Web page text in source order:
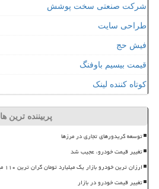
شرکت صنعتی سخت پوشش
طراحی سایت
فیش حج
قیمت بیسیم باوفنگ
کوتاه کننده لینک
پربیننده ترین ها
توسعه کریدورهای تجاری در مرزها
تغییر قیمت خودرو، عجیب شد
ارزان ترین خودرو بازار یک میلیارد تومان گران ترین ۱۱۰ میلیارد تومان
تغییر قیمت خودرو در بازار